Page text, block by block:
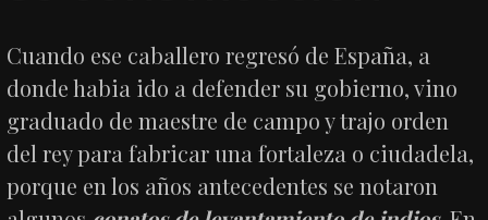
Cuando ese caballero regresó de España, a
donde habia ido a defender su gobierno, vino
graduado de maestre de campo y trajo orden
del rey para fabricar una fortaleza o ciudadela,
porque en los años antecedentes se notaron